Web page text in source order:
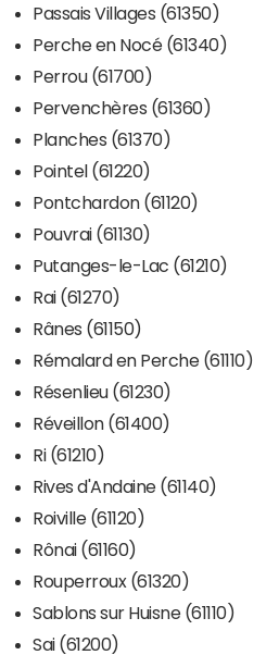
Passais Villages (61350)
Perche en Nocé (61340)
Perrou (61700)
Pervenchères (61360)
Planches (61370)
Pointel (61220)
Pontchardon (61120)
Pouvrai (61130)
Putanges-le-Lac (61210)
Rai (61270)
Rânes (61150)
Rémalard en Perche (61110)
Résenlieu (61230)
Réveillon (61400)
Ri (61210)
Rives d'Andaine (61140)
Roiville (61120)
Rônai (61160)
Rouperroux (61320)
Sablons sur Huisne (61110)
Sai (61200)